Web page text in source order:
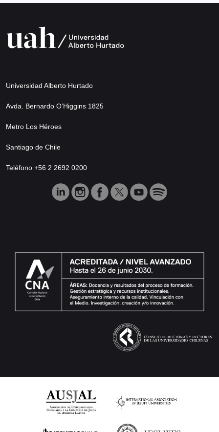
Universidad Alberto Hurtado
Avda. Bernardo O’Higgins 1825
Metro Los Héroes
Santiago de Chile
Teléfono +56 2 2692 0200